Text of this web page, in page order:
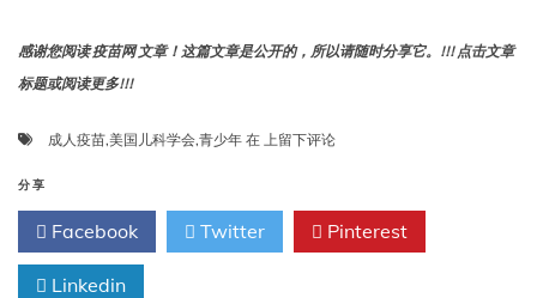
感谢您阅读 疫苗网 文章！这篇文章是公开的，所以请随时分享它。!!! 点击文章
标题或阅读更多!!!
成人疫苗,美国儿科学会,青少年 在 美
科
学
会
上留下评论
分享
Facebook Twitter Pinterest
Linkedin